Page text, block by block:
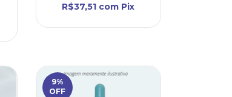
R$37,51 com Pix
9%
OFF